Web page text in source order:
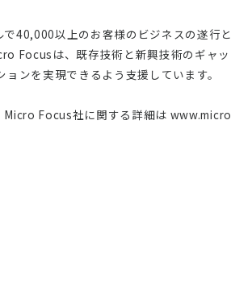
40,000以上のお客様のビジネスの遂行
Focusは、既存技術と新興技術のギャ
ンを実現できるよう支援しています。
Focus社に関する詳細は